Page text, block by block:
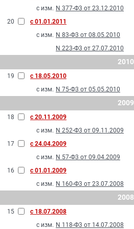
с изм. N 377-Ф3 от 23.12.2010
20
с 01.01.2011
с изм. N 83-Ф3 от 08.05.2010
N 223-Ф3 от 27.07.2010
2010
19
с 18.05.2010
с изм. N 75-Ф3 от 05.05.2010
2009
18
с 20.11.2009
с изм. N 252-Ф3 от 09.11.2009
17
с 24.04.2009
с изм. N 57-Ф3 от 09.04.2009
16
с 01.01.2009
с изм. N 160-Ф3 от 23.07.2008
2008
15
с 18.07.2008
с изм. N 118-Ф3 от 14.07.2008